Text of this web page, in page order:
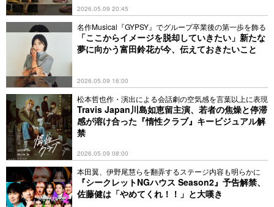
2026.05.09 20:45
名作Musical『GYPSY』でグループ卒業後の第一歩を飾る
「ここからイメージを脱却していきたい」新たな
夢に向かう富田鈴花が今、伝えておきたいこと
2026.05.09 16:00
松本哲也作・演出による会話劇の空気感を言葉以上に表現
Travis Japan川島如恵留主演、若者の焦燥と停滞
感が溶け合った『惰性クラブ』キービジュアル解
禁
2026.05.09 08:00
本田翼、伊野尾慧らを翻弄するステージ内容も明らかに
『シークレットNGハウス Season2』予告解禁、
佐藤健は「やめてくれ！！」と大嘆き